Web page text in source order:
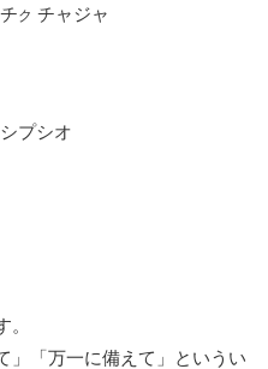
ク チャジャ
プシオ
。
」「万一に備えて」というい